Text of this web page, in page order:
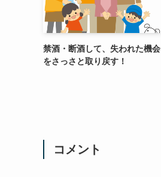
禁酒・断酒して、失われた機会
をさっさと取り戻す！
コメント